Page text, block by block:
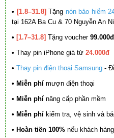
• [1.8–31.8] Tặng nón bảo hiểm
tại 162A Ba Cu & 70 Nguyễn An
• [1.7–31.8] Tặng voucher 99.000đ
• Thay pin iPhone giá từ 24.000đ
• Thay pin điện thoại Samsung -
• Miễn phí mượn điện thoại
• Miễn phí nâng cấp phần mềm
• Miễn phí kiểm tra, vệ sinh và
• Hoàn tiền 100% nếu khách